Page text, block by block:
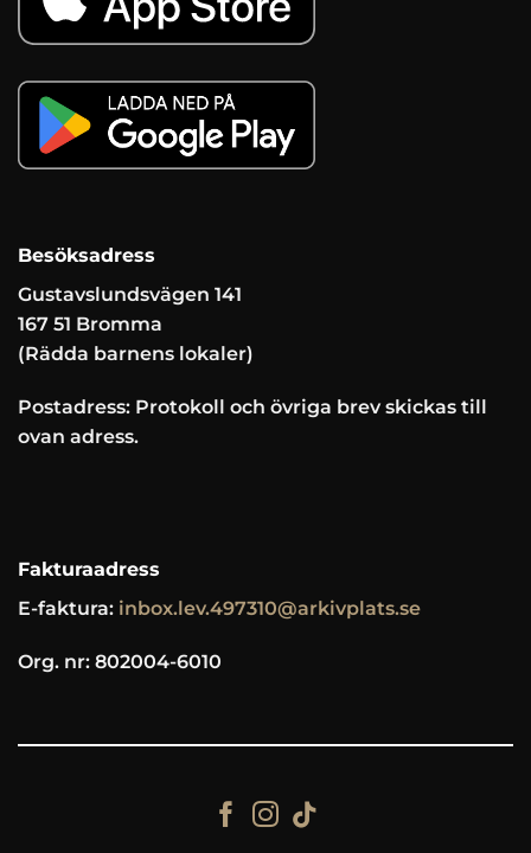
Besöksadress
Gustavslundsvägen 141
167 51 Bromma
(Rädda barnens lokaler)
Postadress: Protokoll och övriga brev skickas till
ovan adress.
Fakturaadress
E-faktura: inbox.lev.497310@arkivplats.se
Org. nr: 802004-6010